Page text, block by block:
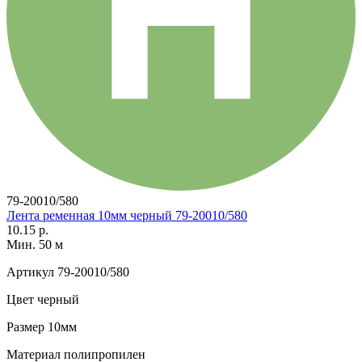
79-20010/580
Лента ременная 10мм черный 79-20010/580
10.15 р.
Мин. 50 м
Артикул 79-20010/580
Цвет черный
Размер 10мм
Материал полипропилен